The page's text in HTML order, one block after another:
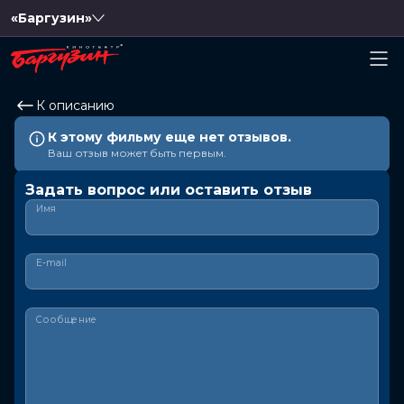
«Баргузин»
К описанию
К этому фильму еще нет отзывов.
Ваш отзыв может быть первым.
Задать вопрос или оставить отзыв
Имя
E-mail
Сообщение